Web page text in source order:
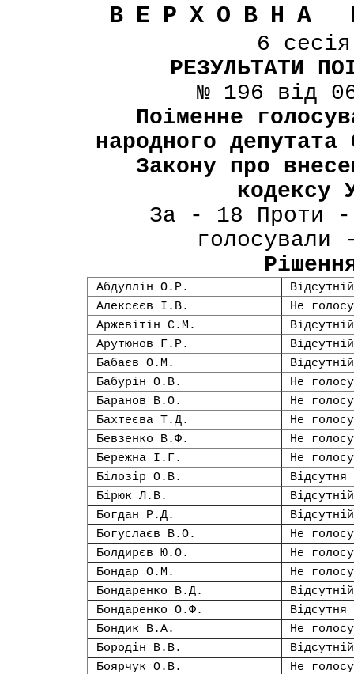
ВЕРХОВНА
6
РЕЗУЛЬТАТИ
№ 196 від
Поіменне
народного
Закону про
кодексу
За - 18 Проти -
Абдуллін О.Р.
Відсутній
Алексєєв І.В.
Не
Аржевітін С.М.
Відсутній
Арутюнов Г.Р.
Відсутній
Бабаєв О.М.
Відсутній
Бабурін О.В.
Не
Баранов В.О.
Не
Бахтеєва Т.Д.
Не
Бевзенко В.Ф.
Не
Бережна І.Г.
Не
Білозір О.В.
Відсутня
Бірюк Л.В.
Відсутній
Богдан Р.Д.
Відсутній
Богуслаєв В.О.
Не
Болдирєв Ю.О.
Не
Бондар О.М.
Не
Бондаренко В.Д.
Відсутній
Бондаренко О.Ф.
Відсутня
Бондик В.А.
Не
Бородін В.В.
Відсутній
Боярчук О.В.
Не